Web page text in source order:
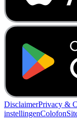
DisclaimerPrivacy &
instellingenColofon